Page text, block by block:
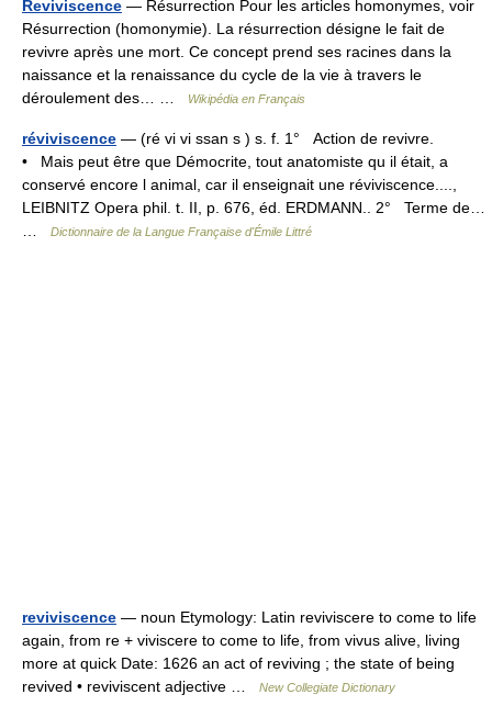
Reviviscence — Résurrection Pour les articles homonymes, voir
Résurrection (homonymie). La résurrection désigne le fait de
revivre après une mort. Ce concept prend ses racines dans la
naissance et la renaissance du cycle de la vie à travers le
déroulement des… …
Wikipédia en Français
réviviscence — (ré vi vi ssan s ) s. f. 1° Action de revivre.
• Mais peut être que Démocrite, tout anatomiste qu il était, a
conservé encore l animal, car il enseignait une réviviscence....,
LEIBNITZ Opera phil. t. II, p. 676, éd. ERDMANN.. 2° Terme de…
Dictionnaire de la Langue Française d'Émile Littré
reviviscence — noun Etymology: Latin reviviscere to come to life
again, from re + viviscere to come to life, from vivus alive, living
more at quick Date: 1626 an act of reviving ; the state of being
revived • reviviscent adjective …
New Collegiate Dictionary